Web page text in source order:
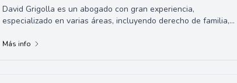
David Grigolla es un abogado con gran experiencia,
especializado en varias áreas, incluyendo derecho de familia,
Más info